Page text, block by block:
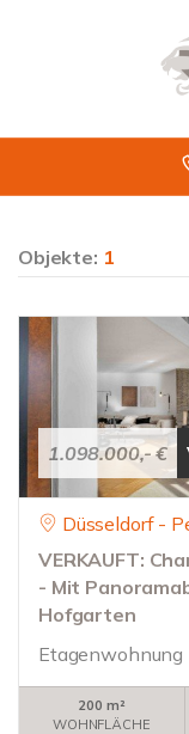
Objekte: 1
1.098.000,- €
Düsseldorf -
VERKAUFT:
- Mit
Hofgarten
Etagenwohnung
200 m²
WOHNFLÄCHE